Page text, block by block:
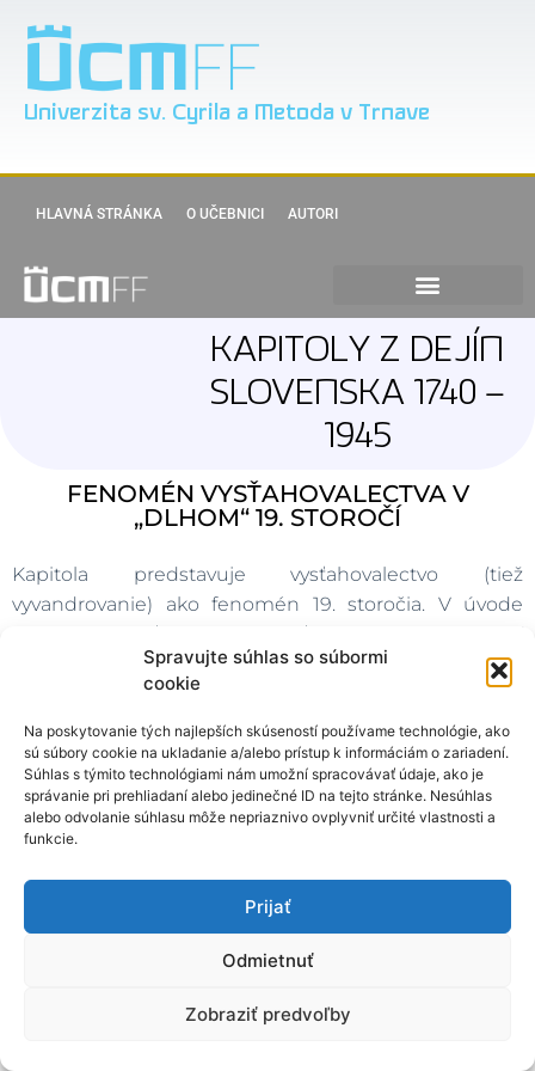
Spravujte súhlas so súbormi
cookie
Na poskytovanie tých najlepších skúseností používame technológie, ako
sú súbory cookie na ukladanie a/alebo prístup k informáciám o zariadení.
Súhlas s týmito technológiami nám umožní spracovávať údaje, ako je
správanie pri prehliadaní alebo jedinečné ID na tejto stránke. Nesúhlas
alebo odvolanie súhlasu môže nepriaznivo ovplyvniť určité vlastnosti a
funkcie.
Prijať
Odmietnuť
Zobraziť predvoľby
Univerzita sv. Cyrila a Metoda v Trnave
HLAVNÁ STRÁNKA O UČEBNICI AUTORI
KAPITOLY Z DEJÍN
SLOVENSKA 1740 –
1945
FENOMÉN VYSŤAHOVALECTVA V
„DLHOM“ 19. STOROČÍ
Kapitola predstavuje vysťahovalectvo (tiež
vyvandrovanie) ako fenomén 19. storočia. V úvode
stručne vysvetľuje, že pohyb ľudí po zemeguli patrí
k prirodzeným procesom vývoja ľudstva a následne sa
venuje predstaveniu jedného z najväčších pohybov,
ktorý zasiahol Rakúsko-Uhorsko koncom 19. storočia.
V podkapitolách sú postupne zachytené hlavné
príčiny vysťahovalectva z nášho územia, ktoré sú
vyšpecifikované prostredníctvom priblíženia situácie
v štáte. Záver kapitoly je venovaný Slovákom v Amerike